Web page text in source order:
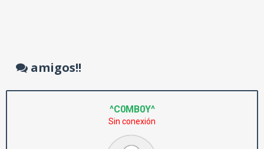
amigos!!
^C0MB0Y^
Sin conexión